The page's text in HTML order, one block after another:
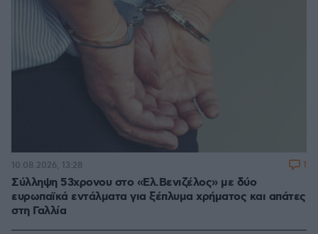
Σύλληψη 53χρονου στο «Ελ.Βενιζέλος» με δύο
ευρωπαϊκά εντάλματα για ξέπλυμα χρήματος και απάτες
στη Γαλλία
10.08.2026, 13:28 1